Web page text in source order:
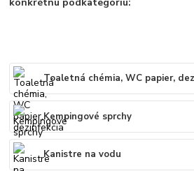
konkrétnu podkategóriu:
Toaletná chémia, WC papier,
Kempingové sprchy
Kanistre na vodu